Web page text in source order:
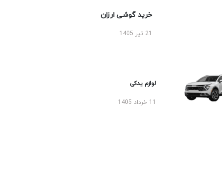
خرید گوشی ارزان
لوازم یدکی